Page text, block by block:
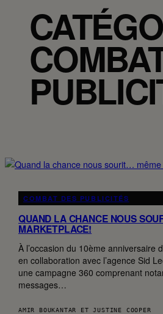
COMBAT DES PUBLICITÉS
QUAND LA CHANCE NOUS
MARKETPLACE!
À l’occasion du 10ème anniversaire
en collaboration avec l’agence Sid
une campagne 360 comprenant
messages…
AMIR BOUKANTAR ET JUSTINE COOPER